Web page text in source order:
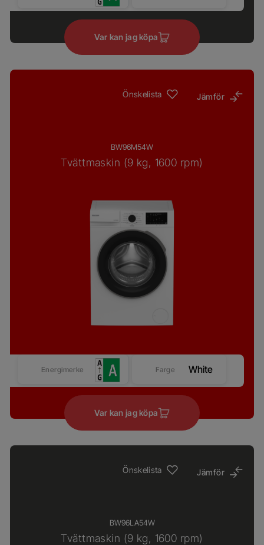
Var kan jag köpa
Önskelista Jämför
BW96M54W
Tvättmaskin (9 kg, 1600 rpm)
Energimerke Farge White
Var kan jag köpa
Önskelista Jämför
BW96LA54W
Tvättmaskin (9 kg, 1600 rpm)